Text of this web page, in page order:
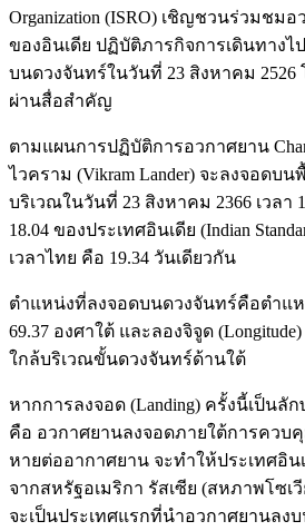
Organization (ISRO) เชิญชวนร่วมชมอ
ของอินเดีย ปฏิบัติภารกิจการเดินทางไ
บนดวงจันทร์ในวันที่ 23 สิงหาคม
ผ่านสื่อสำคัญ
ตามแผนการปฏิบัติการอวกาศยาน
ไวคราม (Vikram Lander) จะลงจอดบ
บริเวณในวันที่ 23 สิงหาคม 2366 เวลา
18.04 ของประเทศอินเดีย (Indian
เวลาไทย คือ 19.34 วันเดียวกัน
ตำแหน่งที่ลงจอดบนดวงจันทร์คือตำแห
69.37 องศาใต้ และลองจิจูด
ใกล้บริเวณขั้นดวงจันทร์ด้านใต้
หากการลงจอด (Landing) ครั้งนี้เป็นลั
คือ อวกาศยานลงจอดภายใต้การควบ
หายต่ออากาศยาน จะทำให้ประเทศอิน
จากสหรัฐอเมริกา รัสเซีย (สหภาพโซ
จะเป็นประเทศแรกที่นำอวกาศยานลง